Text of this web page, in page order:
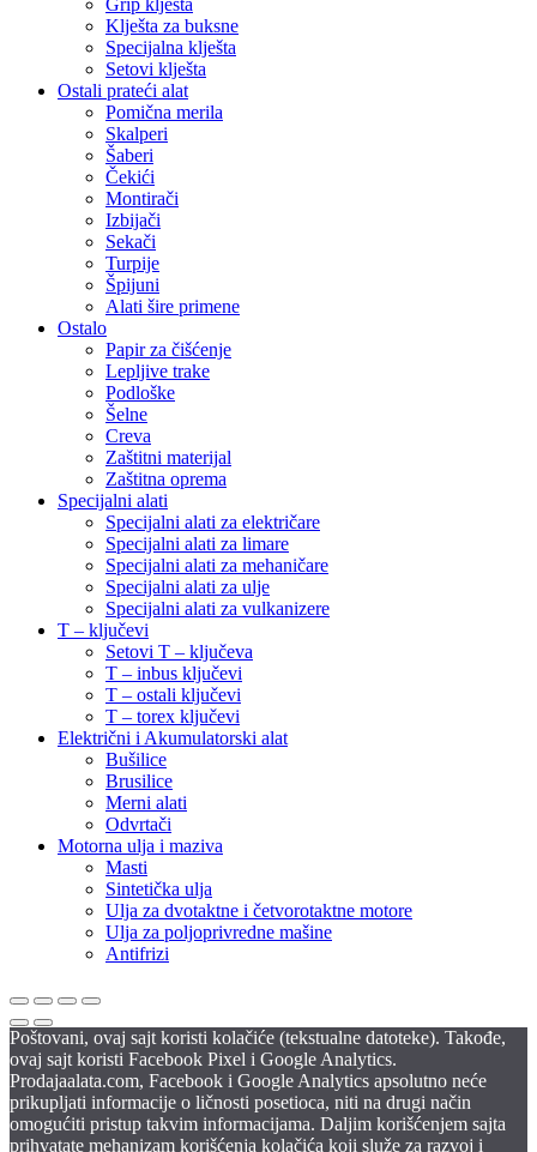
Klješta za buksne
Specijalna klješta
Setovi klješta
Ostali prateći alat
Pomična merila
Skalperi
Šaberi
Čekići
Montirači
Izbijači
Sekači
Turpije
Špijuni
Alati šire primene
Ostalo
Papir za čišćenje
Lepljive trake
Podloške
Šelne
Creva
Zaštitni materijal
Zaštitna oprema
Specijalni alati
Specijalni alati za električare
Specijalni alati za limare
Specijalni alati za mehaničare
Specijalni alati za ulje
Specijalni alati za vulkanizere
T – ključevi
Setovi T – ključeva
T – inbus ključevi
T – ostali ključevi
T – torex ključevi
Električni i Akumulatorski alat
Bušilice
Brusilice
Merni alati
Odvrtači
Motorna ulja i maziva
Masti
Sintetička ulja
Ulja za dvotaktne i četvorotaktne motore
Ulja za poljoprivredne mašine
Antifrizi
Poštovani, ovaj sajt koristi kolačiće (tekstualne datoteke). Takođe,
ovaj sajt koristi Facebook Pixel i Google Analytics.
Prodajaalata.com, Facebook i Google Analytics apsolutno neće
prikupljati informacije o ličnosti posetioca, niti na drugi način
omogućiti pristup takvim informacijama. Daljim korišćenjem sajta
prihvatate mehanizam korišćenja kolačića koji služe za razvoj i